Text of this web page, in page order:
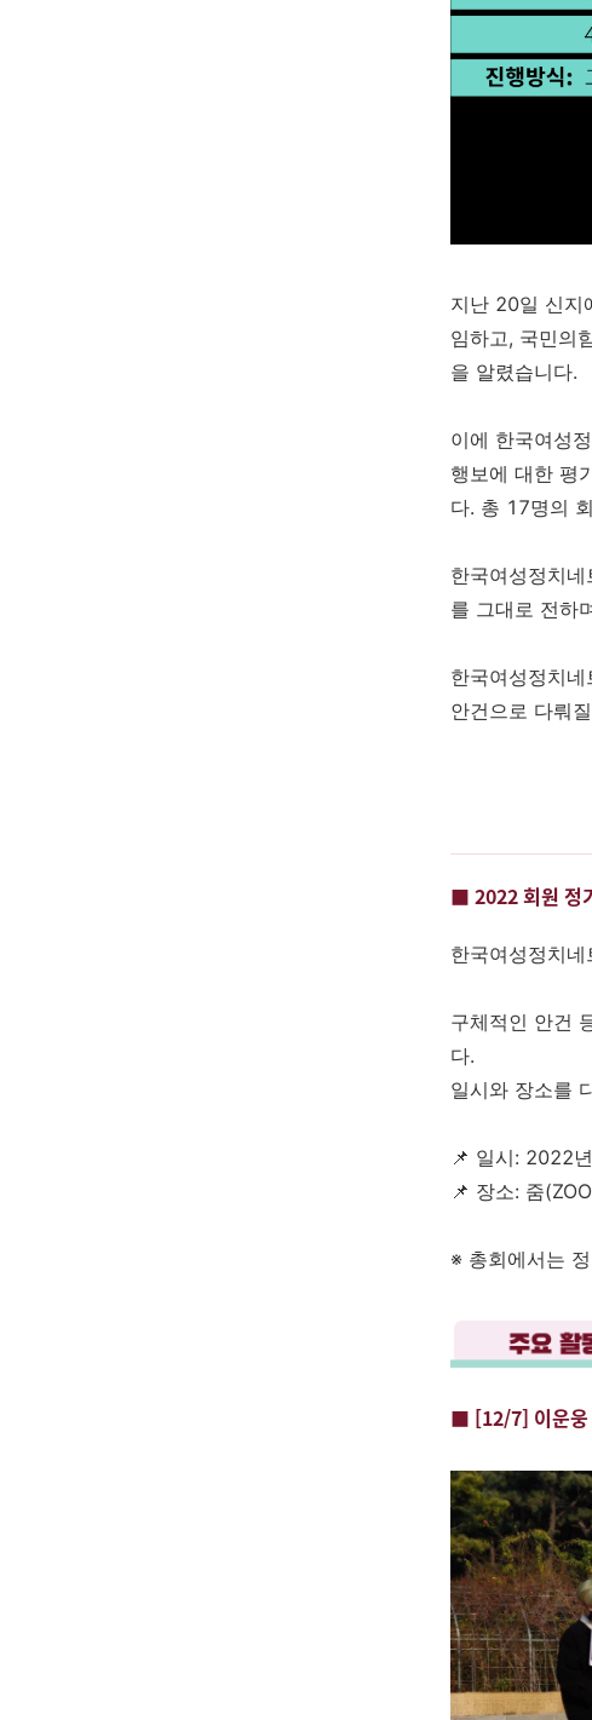
지난 20일 신지
임하고, 국민의
을 알렸습니다.
이에 한국여성
행보에 대한 평
다. 총 17명의
한국여성정치
를 그대로 전하
한국여성정치
안건으로 다뤄
■ 2022 회원 정
한국여성정치
구체적인 안건
다.
일시와 장소를
📌 일시: 2022
📌 장소: 줌
※ 총회에서는
■ [12/7] 이운웅